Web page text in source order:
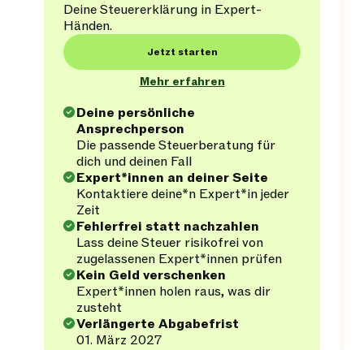
Deine Steuererklärung in Expert-
Händen.
Jetzt starten
Mehr erfahren
Deine persönliche
Ansprechperson
Die passende Steuerberatung für
dich und deinen Fall
Expert*innen an deiner Seite
Kontaktiere deine*n Expert*in jeder
Zeit
Fehlerfrei statt nachzahlen
Lass deine Steuer risikofrei von
zugelassenen Expert*innen prüfen
Kein Geld verschenken
Expert*innen holen raus, was dir
zusteht
Verlängerte Abgabefrist
01. März 2027